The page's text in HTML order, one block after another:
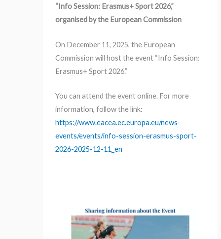
“Info Session: Erasmus+ Sport 2026,”
organised by the European Commission
On December 11, 2025, the European
Commission will host the event “Info Session:
Erasmus+ Sport 2026.”
You can attend the event online. For more
information, follow the link:
https://www.eacea.ec.europa.eu/news-
events/events/info-session-erasmus-sport-
2026-2025-12-11_en